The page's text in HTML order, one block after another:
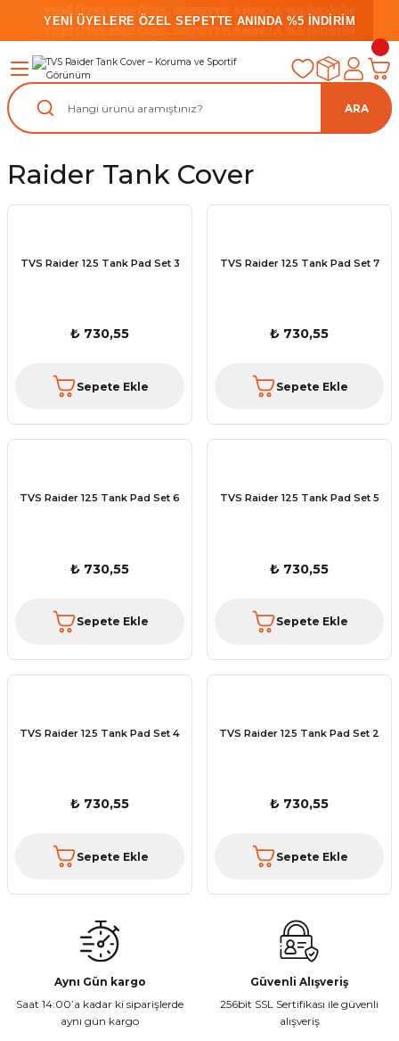
YENİ ÜYELERE ÖZEL SEPETTE ANINDA %5 İNDİRİM
YENİ ÜYELERE ÖZEL SEPETTE ANINDA %5 İNDİRİM
YENİ ÜYELERE ÖZEL SEPETTE ANINDA %5 İNDİRİM
ARA
Raider Tank Cover
TVS Raider 125 Tank Pad Set 3
₺ 730,55
Sepete Ekle
TVS Raider 125 Tank Pad Set 7
₺ 730,55
Sepete Ekle
TVS Raider 125 Tank Pad Set 6
₺ 730,55
Sepete Ekle
TVS Raider 125 Tank Pad Set 5
₺ 730,55
Sepete Ekle
TVS Raider 125 Tank Pad Set 4
₺ 730,55
Sepete Ekle
TVS Raider 125 Tank Pad Set 2
₺ 730,55
Sepete Ekle
Aynı Gün kargo
Saat 14:00’a kadar ki siparişlerde
aynı gün kargo
Güvenli Alışveriş
256bit SSL Sertifikası ile güvenli
alışveriş